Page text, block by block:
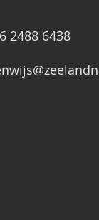
2488 6438